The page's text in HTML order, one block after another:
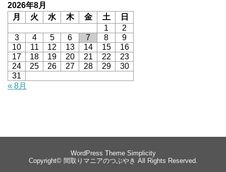
2026年8月
月
火 水 木 金 土
日
1
2
3
4 5 6 7 8
9
10
11 12 13 14 15
16
17
18 19 20 21 22
23
24
25 26 27 28 29
30
31
« 8月
WordPress Theme Simplicity
Copyright© 間取りマニアのつぶやき All Rights Reserved.